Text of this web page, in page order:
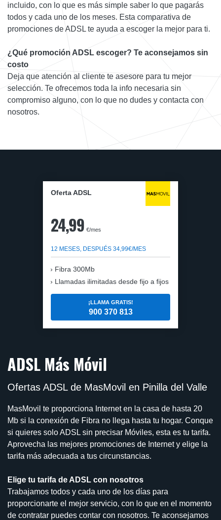
incluido, con lo que es más simple saber lo que pagarás
todos y cada uno de los meses. Esta comparativa de
promociones de ADSL te ayuda a escoger la mejor para ti.
¿Qué promoción ADSL escoger? Te aconsejamos sin
costo
Deja que atención al cliente te asesore para tu mejor
selección. Te ofrecemos toda la info necesaria sin
compromiso alguno, con lo que no dudes y contacta con
nosotros.
Oferta ADSL
24,99 €/mes
12 MESES, DESPUÉS 34,99€/MES
Fibra 300Mb
Llamadas ilimitadas desde fijo a fijos
¡LLAMA GRATIS!
900 370 813
ADSL Más Móvil
Ofertas ADSL de MasMovil en Pinilla del Valle
MasMovil te proporciona Internet en la casa de hasta 20
Mb si la conexión de Fibra no llega hasta tu hogar. Conque
si quieres solo ADSL sin precisar Móviles, esta es tu tarifa.
Aprovecha las mejores promociones de Internet y elige la
tarifa más adecuada a tus circunstancias.
Elige tu tarifa de ADSL con nosotros
Trabajamos todos y cada uno de los días para
proporcionarte el mejor servicio, con lo que en el momento
de contratar puedes contar con nosotros. Te aconsejamos